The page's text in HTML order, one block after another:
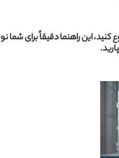
این راهنما دقیقاً برای
.